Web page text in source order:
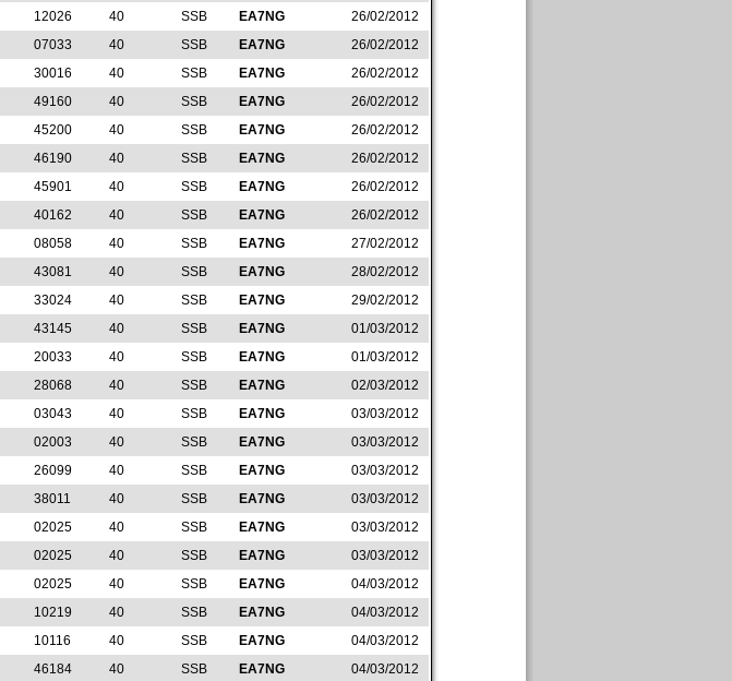
12026 40 SSB EA7NG
26/02/2012
07033 40 SSB EA7NG
26/02/2012
30016 40 SSB EA7NG
26/02/2012
49160 40 SSB EA7NG
26/02/2012
45200 40 SSB EA7NG
26/02/2012
46190 40 SSB EA7NG
26/02/2012
45901 40 SSB EA7NG
26/02/2012
40162 40 SSB EA7NG
26/02/2012
08058 40 SSB EA7NG
27/02/2012
43081 40 SSB EA7NG
28/02/2012
33024 40 SSB EA7NG
29/02/2012
43145 40 SSB EA7NG
01/03/2012
20033 40 SSB EA7NG
01/03/2012
28068 40 SSB EA7NG
02/03/2012
03043 40 SSB EA7NG
03/03/2012
02003 40 SSB EA7NG
03/03/2012
26099 40 SSB EA7NG
03/03/2012
38011 40 SSB EA7NG
03/03/2012
02025 40 SSB EA7NG
03/03/2012
02025 40 SSB EA7NG
03/03/2012
02025 40 SSB EA7NG
04/03/2012
10219 40 SSB EA7NG
04/03/2012
10116 40 SSB EA7NG
04/03/2012
46184 40 SSB EA7NG
04/03/2012